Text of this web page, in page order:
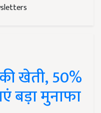
खेती, 50%
बड़ा मुनाफा